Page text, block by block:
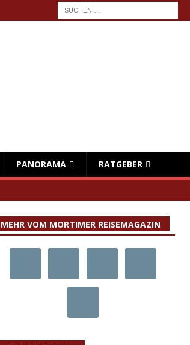
PANORAMA RATGEBER
MEHR VOM MORTIMER REISEMAGAZIN